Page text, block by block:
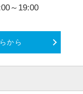
～19:00
から